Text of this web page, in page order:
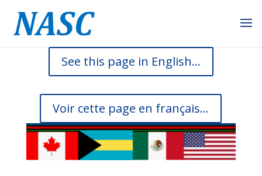
See this page in English...
Voir cette page en français...